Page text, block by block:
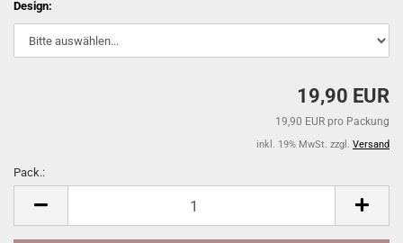
Design:
19,90 EUR
19,90 EUR pro Packung
inkl. 19% MwSt. zzgl. Versand
Pack.: